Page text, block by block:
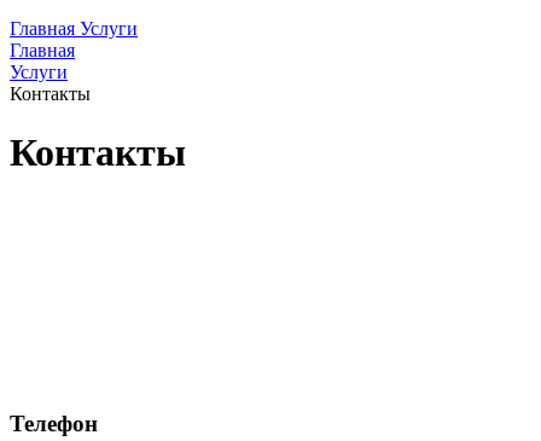
Главная Услуги
Главная
Услуги
Контакты
Контакты
Телефон